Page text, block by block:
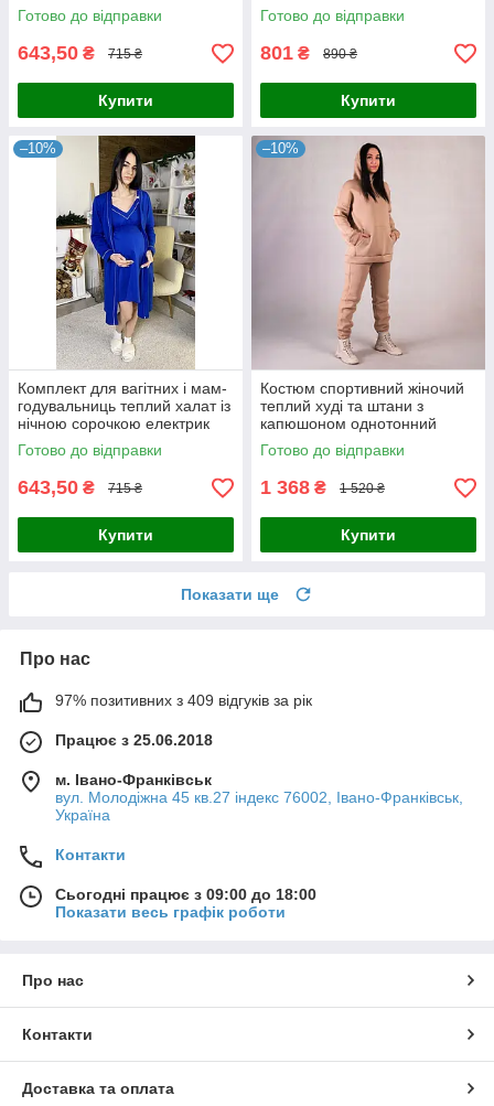
Готово до відправки
643,50 ₴ 715 ₴
Купити
Готово до відправки
801 ₴ 890 ₴
Купити
–10%
Комплект для вагітних і мам-
годувальниць теплий халат із
нічною сорочкою електрик
р.44-58
Готово до відправки
643,50 ₴ 715 ₴
Купити
–10%
Костюм спортивний жіночий
теплий худі та штани з
капюшоном однотонний
бежевий 44-58р
Готово до відправки
1 368 ₴ 1 520 ₴
Купити
Показати ще
Про нас
97% позитивних з 409 відгуків за рік
Працює з 25.06.2018
м. Івано-Франківськ
вул. Молодіжна 45 кв.27 індекс 76002, Івано-Франківськ,
Україна
Контакти
Сьогодні працює з 09:00 до 18:00
Показати весь графік роботи
Про нас
Контакти
Доставка та оплата